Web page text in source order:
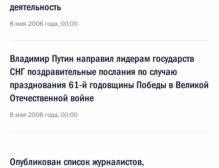
деятельность
8 мая 2006 года, 00:00
Владимир Путин направил лидерам государств
СНГ поздравительные послания по случаю
празднования 61-й годовщины Победы в Великой
Отечественной войне
8 мая 2006 года, 00:00
Опубликован список журналистов,